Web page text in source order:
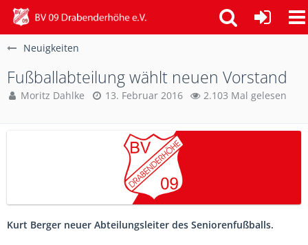
Neuigkeiten
Fußballabteilung wählt neuen Vorstand
Moritz Dahlke 13. Februar 2016 2.103 Mal gelesen
Kurt Berger neuer Abteilungsleiter des Seniorenfußballs.